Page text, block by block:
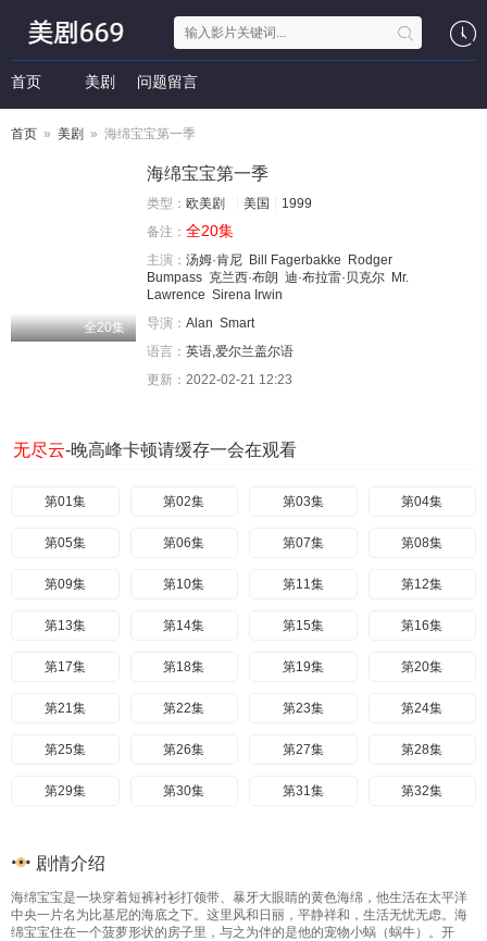
首页 美剧 问题留言
首页 » 美剧 » 海绵宝宝第一季
全20集
海绵宝宝第一季
类型： 欧美剧 美国
1999
备注： 全20集
主演： 汤姆·肯尼 Bill Fagerbakke
Rodger
Bumpass 克兰西·布朗 迪·布拉雷·贝克尔 Mr.
Lawrence Sirena Irwin
导演： Alan Smart
语言： 英语,爱尔兰盖尔语
更新： 2022-02-21 12:23
无尽云-晚高峰卡顿请缓存一会在观看
第01集 第02集 第03集 第04集
第05集 第06集 第07集 第08集
第09集 第10集 第11集 第12集
第13集 第14集 第15集 第16集
第17集 第18集 第19集 第20集
第21集 第22集 第23集 第24集
第25集 第26集 第27集 第28集
第29集 第30集 第31集 第32集
第37集
第41集
剧情介绍
海绵宝宝是一块穿着短裤衬衫打领带、暴牙大眼睛的黄色海绵，他生活在太平洋
中央一片名为比基尼的海底之下。这里风和日丽，平静祥和，生活无忧无虑。海
绵宝宝住在一个菠萝形状的房子里，与之为伴的是他的宠物小蜗（蜗牛）。开